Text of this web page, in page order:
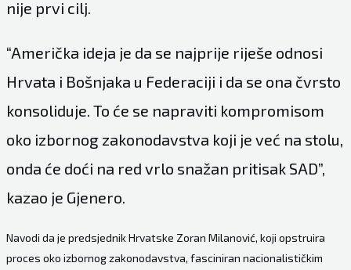
nije prvi cilj.
“Američka ideja je da se najprije riješe odnosi
Hrvata i Bošnjaka u Federaciji i da se ona čvrsto
konsoliduje. To će se napraviti kompromisom
oko izbornog zakonodavstva koji je već na stolu,
onda će doći na red vrlo snažan pritisak SAD”,
kazao je Gjenero.
Navodi da je predsjednik Hrvatske Zoran Milanović, koji opstruira
proces oko izbornog zakonodavstva, fasciniran nacionalističkim